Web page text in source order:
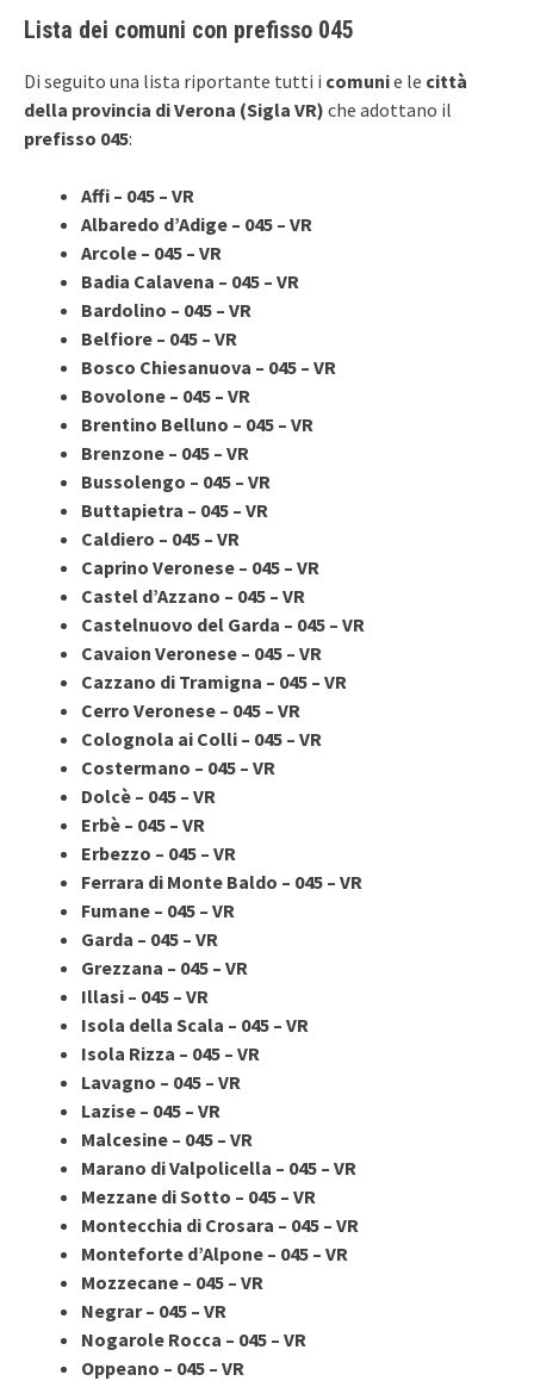
Lista dei comuni con prefisso 045
Di seguito una lista riportante tutti i comunie le città
della provincia di Verona (Sigla VR) che adottano il
prefisso 045:
Affi – 045 – VR
Albaredo d’Adige – 045 – VR
Arcole – 045 – VR
Badia Calavena – 045 – VR
Bardolino – 045 – VR
Belfiore – 045 – VR
Bosco Chiesanuova – 045 – VR
Bovolone – 045 – VR
Brentino Belluno – 045 – VR
Brenzone – 045 – VR
Bussolengo – 045 – VR
Buttapietra – 045 – VR
Caldiero – 045 – VR
Caprino Veronese – 045 – VR
Castel d’Azzano – 045 – VR
Castelnuovo del Garda – 045 – VR
Cavaion Veronese – 045 – VR
Cazzano di Tramigna – 045 – VR
Cerro Veronese – 045 – VR
Colognola ai Colli – 045 – VR
Costermano – 045 – VR
Dolcè – 045 – VR
Erbè – 045 – VR
Erbezzo – 045 – VR
Ferrara di Monte Baldo – 045 – VR
Fumane – 045 – VR
Garda – 045 – VR
Grezzana – 045 – VR
Illasi – 045 – VR
Isola della Scala – 045 – VR
Isola Rizza – 045 – VR
Lavagno – 045 – VR
Lazise – 045 – VR
Malcesine – 045 – VR
Marano di Valpolicella – 045 – VR
Mezzane di Sotto – 045 – VR
Montecchia di Crosara – 045 – VR
Monteforte d’Alpone – 045 – VR
Mozzecane – 045 – VR
Negrar – 045 – VR
Nogarole Rocca – 045 – VR
Oppeano – 045 – VR